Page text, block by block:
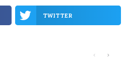
TWITTER